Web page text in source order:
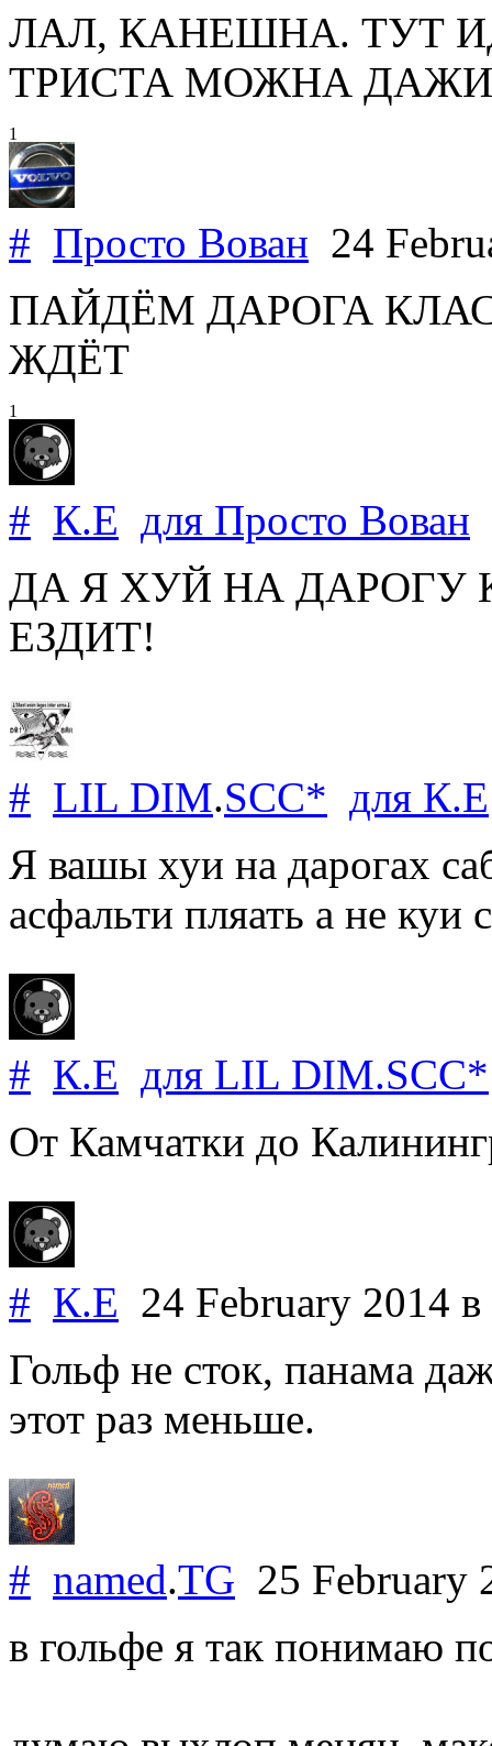
ЛАЛ, КАНЕШНА. ТУТ
ТРИСТА МОЖНА ДАЖИ
1
# Просто Вован 24
ПАЙДЁМ ДАРОГА
ЖДЁТ
1
# К.Е для Просто Вован
ДА Я ХУЙ НА
ЕЗДИТ!
# LIL DIM.SCC* для К.Е
Я вашы хуи на дарогах
асфальти пляать а не куи
# К.Е для LIL DIM.SCC*
От Камчатки до
# К.Е 24 February 2014 в
Гольф не сток, панама
этот раз меньше.
# named.TG 25 February
в гольфе я так понимаю